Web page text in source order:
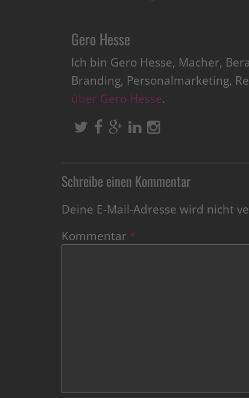
Gero Hesse
Ich bin Gero Hesse, Macher,
Branding, Personalmarketing,
über Gero Hesse.
Schreibe einen Kommentar
Deine E-Mail-Adresse wird nicht
Kommentar *